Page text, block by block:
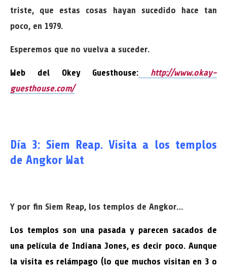
triste, que estas cosas hayan sucedido hace tan
poco, en 1979.
Esperemos que no vuelva a suceder.
Web del Okey Guesthouse: http://www.okay-
guesthouse.com/
Día 3: Siem Reap. Visita a los templos
de Angkor Wat
Y por fin Siem Reap, los templos de Angkor…
Los templos son una pasada y parecen sacados de
una película de Indiana Jones, es decir poco. Aunque
la visita es relámpago (lo que muchos visitan en 3 o